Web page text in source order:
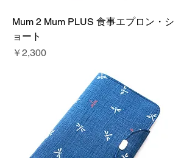
Mum 2 Mum PLUS 食事エプロン・シ
ョート
価格
￥2,300